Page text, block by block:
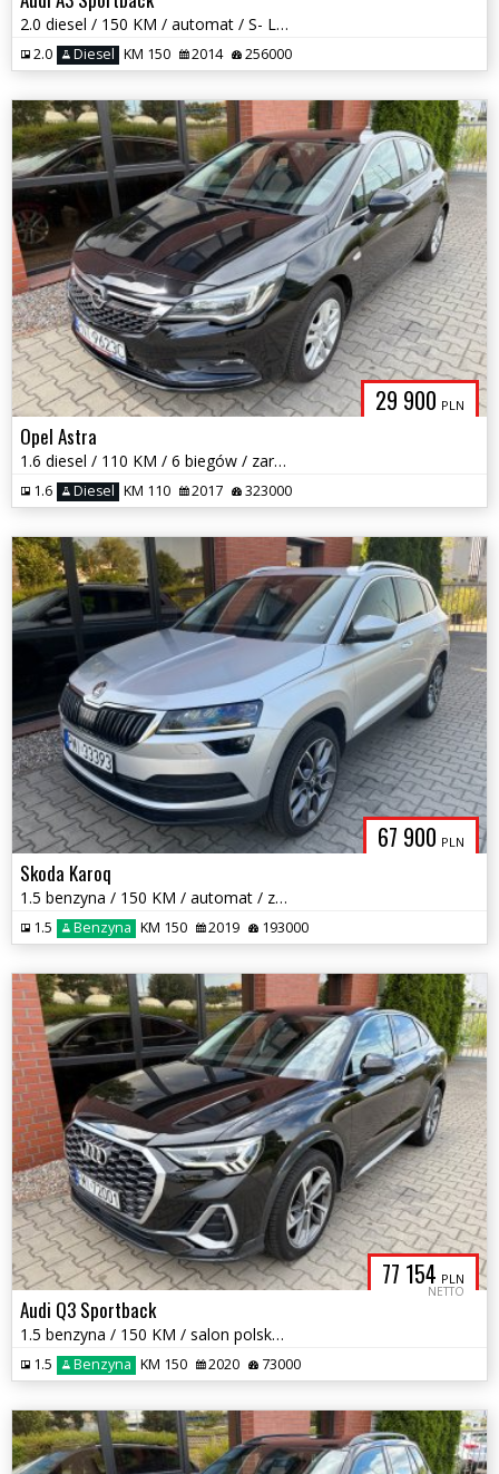
2.0 diesel / 150 KM / automat / S- LINE / zadbany / możliwa zamiana
2.0 Diesel KM 150 2014 256000
29 900 PLN
Opel Astra
1.6 diesel / 110 KM / 6 biegów / zarej w PL / zadbany /możliwa zamiana
1.6 Diesel KM 110 2017 323000
67 900 PLN
Skoda Karoq
1.5 benzyna / 150 KM / automat / zarej w PL / panorama dach / zamiana
1.5 Benzyna KM 150 2019 193000
77 154 PLN
NETTO
Audi Q3 Sportback
1.5 benzyna / 150 KM / salon polska / S- LINE / bezwypadkowy / zamiana
1.5 Benzyna KM 150 2020 73000